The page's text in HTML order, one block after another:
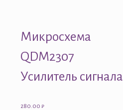
Микросхема
QDM2307
Усилитель сигнала
280.00 ₽